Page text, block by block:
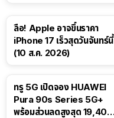
ลือ! Apple อาจขึ้นราคา
iPhone 17 เร็วสุดวันจันทร์นี้
(10 ส.ค. 2026)
ทรู 5G เปิดจอง HUAWEI
Pura 90s Series 5G+
พร้อมส่วนลดสูงสุด 19,400